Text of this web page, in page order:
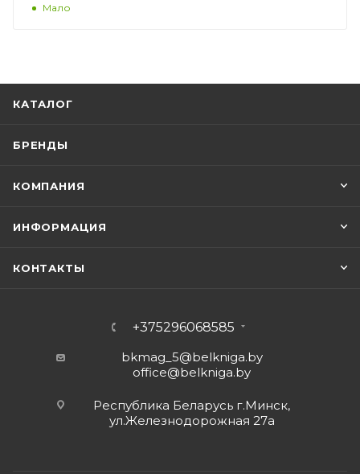
Мало
КАТАЛОГ
БРЕНДЫ
КОМПАНИЯ
ИНФОРМАЦИЯ
КОНТАКТЫ
+375296068585
bkmag_5@belkniga.by
office@belkniga.by
Республика Беларусь г.Минск,
ул.Железнодорожная 27а